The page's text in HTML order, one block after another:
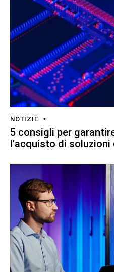
NOTIZIE
5 consigli per
l’acquisto di soluzioni